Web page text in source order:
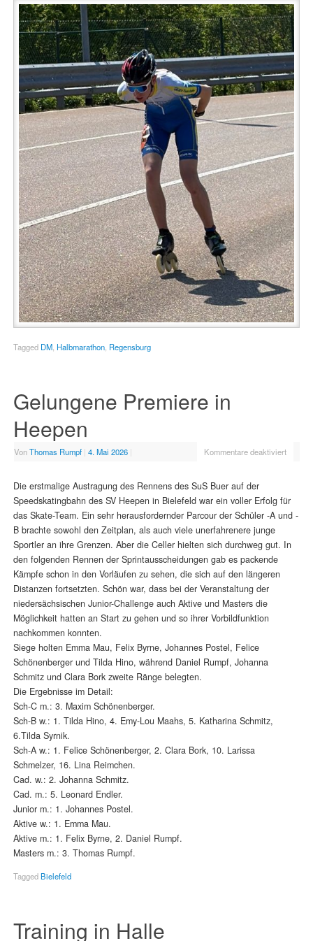
Tagged DM, Halbmarathon, Regensburg
Gelungene Premiere in
Heepen
VonThomas Rumpf | 4. Mai 2026 | Kommentare deaktiviert
Die erstmalige Austragung des Rennens des SuS Buer auf der
Speedskatingbahn des SV Heepen in Bielefeld war ein voller Erfolg für
das Skate-Team. Ein sehr herausfordernder Parcour der Schüler -A und -
B brachte sowohl den Zeitplan, als auch viele unerfahrenere junge
Sportler an ihre Grenzen. Aber die Celler hielten sich durchweg gut. In
den folgenden Rennen der Sprintausscheidungen gab es packende
Kämpfe schon in den Vorläufen zu sehen, die sich auf den längeren
Distanzen fortsetzten. Schön war, dass bei der Veranstaltung der
niedersächsischen Junior-Challenge auch Aktive und Masters die
Möglichkeit hatten an Start zu gehen und so ihrer Vorbildfunktion
nachkommen konnten.
Siege holten Emma Mau, Felix Byrne, Johannes Postel, Felice
Schönenberger und Tilda Hino, während Daniel Rumpf, Johanna
Schmitz und Clara Bork zweite Ränge belegten.
Die Ergebnisse im Detail:
Sch-C m.: 3. Maxim Schönenberger.
Sch-B w.: 1. Tilda Hino, 4. Emy-Lou Maahs, 5. Katharina Schmitz,
6.Tilda Syrnik.
Sch-A w.: 1. Felice Schönenberger, 2. Clara Bork, 10. Larissa
Schmelzer, 16. Lina Reimchen.
Cad. w.: 2. Johanna Schmitz.
Cad. m.: 5. Leonard Endler.
Junior m.: 1. Johannes Postel.
Aktive w.: 1. Emma Mau.
Aktive m.: 1. Felix Byrne, 2. Daniel Rumpf.
Masters m.: 3. Thomas Rumpf.
TaggedBielefeld
Training in Halle